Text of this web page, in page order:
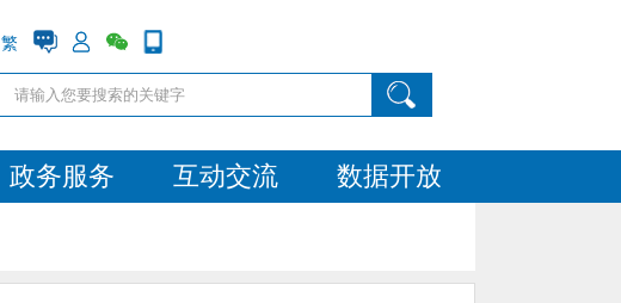
繁
政务服务 互动交流 数据开放